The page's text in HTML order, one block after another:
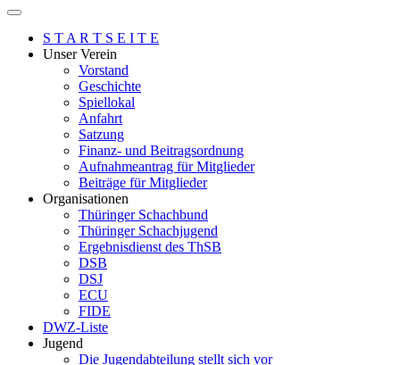
S T A R T S E I T E
Unser Verein
Vorstand
Geschichte
Spiellokal
Anfahrt
Satzung
Finanz- und Beitragsordnung
Aufnahmeantrag für Mitglieder
Beiträge für Mitglieder
Organisationen
Thüringer Schachbund
Thüringer Schachjugend
Ergebnisdienst des ThSB
DSB
DSJ
ECU
FIDE
DWZ-Liste
Jugend
Die Jugendabteilung stellt sich vor